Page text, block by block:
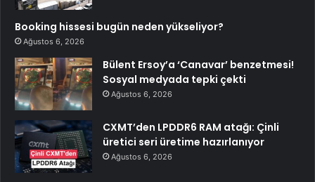
Booking hissesi bugün neden yükseliyor?
Ağustos 6, 2026
Bülent Ersoy’a ‘Canavar’ benzetmesi!
Sosyal medyada tepki çekti
Ağustos 6, 2026
CXMT’den LPDDR6 RAM atağı: Çinli
üretici seri üretime hazırlanıyor
Ağustos 6, 2026